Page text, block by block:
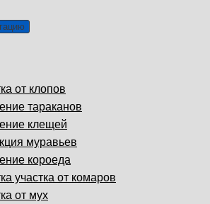
от клопов
тараканов
клещей
муравьев
короеда
участка от комаров
от мух